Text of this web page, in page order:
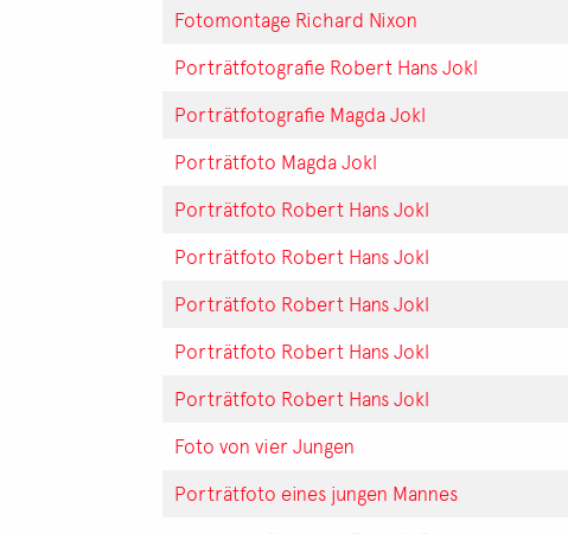
Fotomontage Richard Nixon
Porträtfotografie Robert Hans Jokl
Porträtfotografie Magda Jokl
Porträtfoto Magda Jokl
Porträtfoto Robert Hans Jokl
Porträtfoto Robert Hans Jokl
Porträtfoto Robert Hans Jokl
Porträtfoto Robert Hans Jokl
Porträtfoto Robert Hans Jokl
Foto von vier Jungen
Porträtfoto eines jungen Mannes